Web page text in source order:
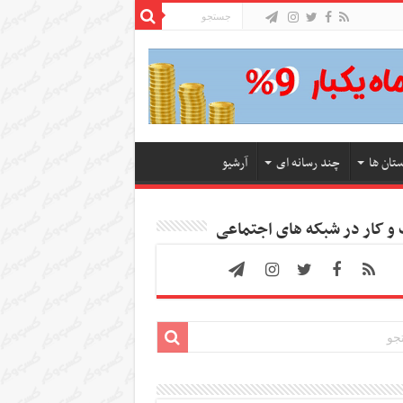
ها چند رسانه ای آرشیو
کار در شبکه های اجتماعی